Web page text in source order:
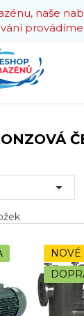
naše
provádíme.

NOVÉ